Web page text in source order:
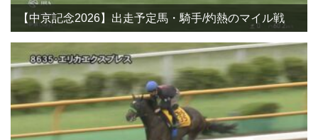
【中京記念2026】出走予定馬・騎手/灼熱のマイル戦